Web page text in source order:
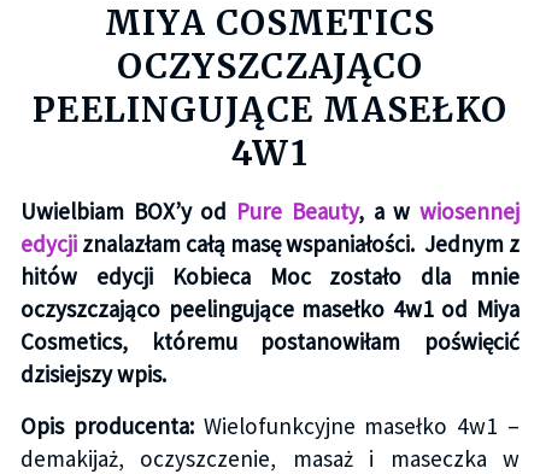
MIYA COSMETICS
OCZYSZCZAJĄCO
PEELINGUJĄCE MASEŁKO
4W1
Uwielbiam BOX’y od Pure Beauty, a wwiosennej
edycjiznalazłam całą masę wspaniałości. Jednym z
hitów edycji Kobieca Moc zostało dla mnie
oczyszczająco peelingujące masełko 4w1 od Miya
Cosmetics, któremu postanowiłam poświęcić
dzisiejszy wpis.
Opis producenta:Wielofunkcyjne masełko 4w1 –
demakijaż, oczyszczenie, masaż i maseczka w